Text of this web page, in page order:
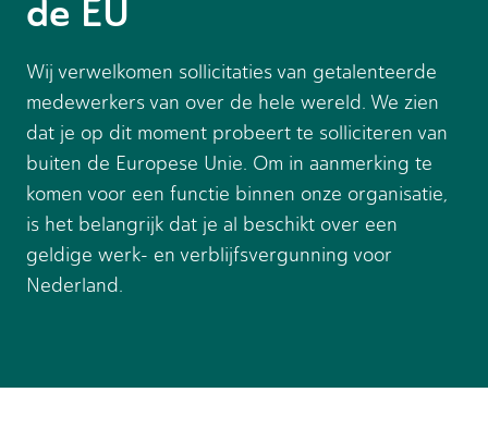
de EU
Wij verwelkomen sollicitaties van getalenteerde
medewerkers van over de hele wereld. We zien
dat je op dit moment probeert te solliciteren van
buiten de Europese Unie. Om in aanmerking te
komen voor een functie binnen onze organisatie,
is het belangrijk dat je al beschikt over een
geldige werk- en verblijfsvergunning voor
Nederland.